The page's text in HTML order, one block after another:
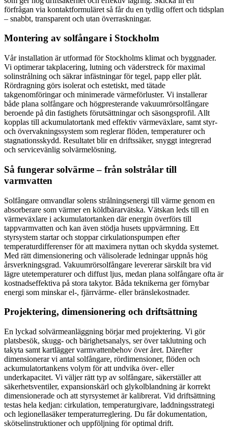
förfrågan via kontaktformuläret så får du en tydlig offert och tidsplan
– snabbt, transparent och utan överraskningar.
Montering av solfångare i Stockholm
Vår installation är utformad för Stockholms klimat och byggnader.
Vi optimerar takplacering, lutning och väderstreck för maximal
solinstrålning och säkrar infästningar för tegel, papp eller plåt.
Rördragning görs isolerat och estetiskt, med tätade
takgenomföringar och minimerade värmeförluster. Vi installerar
både plana solfångare och högpresterande vakuumrörsolfångare
beroende på din fastighets förutsättningar och säsongsprofil. Allt
kopplas till ackumulatortank med effektiv värmeväxlare, samt styr-
och övervakningssystem som reglerar flöden, temperaturer och
stagnationsskydd. Resultatet blir en driftssäker, snyggt integrerad
och servicevänlig solvärmelösning.
Så fungerar solvärme – från solstrålar till
varmvatten
Solfångare omvandlar solens strålningsenergi till värme genom en
absorberare som värmer en köldbärarvätska. Vätskan leds till en
värmeväxlare i ackumulatortanken där energin överförs till
tappvarmvatten och kan även stödja husets uppvärmning. Ett
styrsystem startar och stoppar cirkulationspumpen efter
temperaturdifferenser för att maximera nyttan och skydda systemet.
Med rätt dimensionering och välisolerade ledningar uppnås hög
årsverkningsgrad. Vakuumrörsolfångare levererar särskilt bra vid
lägre utetemperaturer och diffust ljus, medan plana solfångare ofta är
kostnadseffektiva på stora takytor. Båda teknikerna ger förnybar
energi som minskar el-, fjärrvärme- eller bränslekostnader.
Projektering, dimensionering och driftsättning
En lyckad solvärmeanläggning börjar med projektering. Vi gör
platsbesök, skugg- och bärighetsanalys, ser över taklutning och
takyta samt kartlägger varmvattenbehov över året. Därefter
dimensionerar vi antal solfångare, rördimensioner, flöden och
ackumulatortankens volym för att undvika över- eller
underkapacitet. Vi väljer rätt typ av solfångare, säkerställer att
säkerhetsventiler, expansionskärl och glykolblandning är korrekt
dimensionerade och att styrsystemet är kalibrerat. Vid driftsättning
testas hela kedjan: cirkulation, temperaturgivare, laddningsstrategi
och legionellasäker temperaturreglering. Du får dokumentation,
skötselinstruktioner och uppföljning för optimal drift.